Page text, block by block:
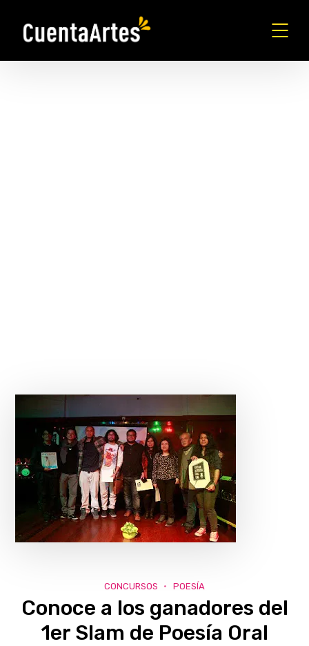
CONCURSOS POESÍA
Conoce a los ganadores del
1er Slam de Poesía Oral